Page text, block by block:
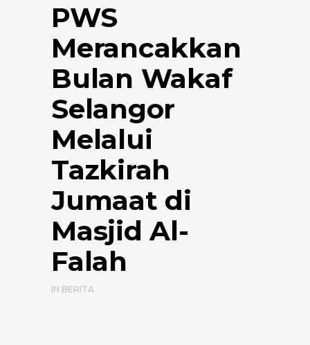
PWS
Merancakkan
Bulan Wakaf
Selangor
Melalui
Tazkirah
Jumaat di
Masjid Al-
Falah
IN BERITA